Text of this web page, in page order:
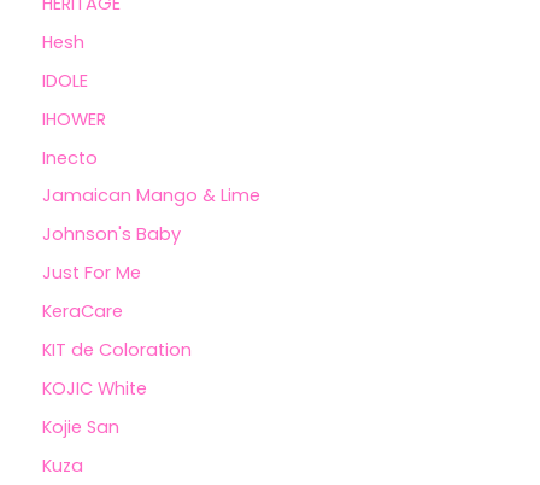
Hesh
IDOLE
IHOWER
Inecto
Jamaican Mango & Lime
Johnson's Baby
Just For Me
KeraCare
KIT de Coloration
KOJIC White
Kojie San
Kuza